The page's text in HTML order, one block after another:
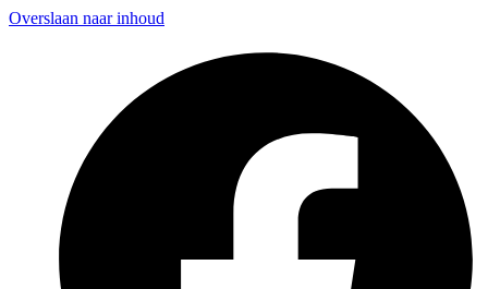
Overslaan naar inhoud